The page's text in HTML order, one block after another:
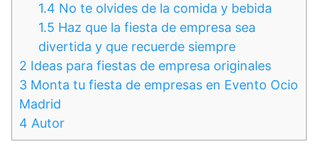
1.4 No te olvides de la comida y bebida
1.5 Haz que la fiesta de empresa sea
divertida y que recuerde siempre
2 Ideas para fiestas de empresa originales
3 Monta tu fiesta de empresas en Evento Ocio
Madrid
4 Autor